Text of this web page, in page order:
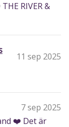
RIVER &
11 sep 2025
7 sep 2025
❤️ Det är